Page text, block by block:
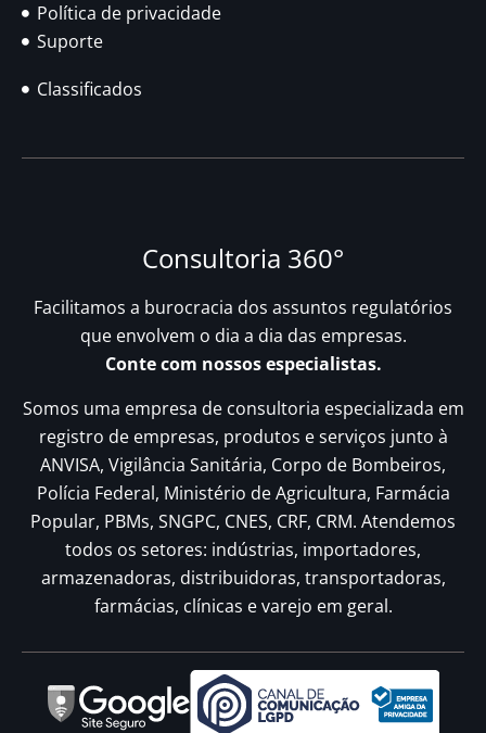
Política de privacidade
Suporte
Classificados
Consultoria 360°
Facilitamos a burocracia dos assuntos regulatórios
que envolvem o dia a dia das empresas.
Conte com nossos especialistas.
Somos uma empresa de consultoria especializada em
registro de empresas, produtos e serviços junto à
ANVISA, Vigilância Sanitária, Corpo de Bombeiros,
Polícia Federal, Ministério de Agricultura, Farmácia
Popular, PBMs, SNGPC, CNES, CRF, CRM. Atendemos
todos os setores: indústrias, importadores,
armazenadoras, distribuidoras, transportadoras,
farmácias, clínicas e varejo em geral.